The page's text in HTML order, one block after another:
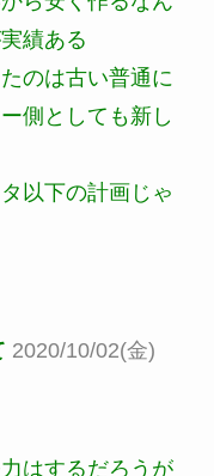
績ある
のは古い普通に
側としても新し
以下の計画じゃ
2020/10/02(金)
はするだろうが